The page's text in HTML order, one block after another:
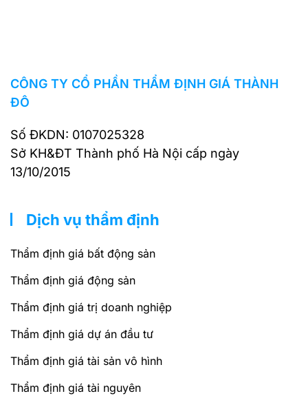
CÔNG TY CỔ PHẦN THẨM ĐỊNH GIÁ THÀNH
ĐÔ
Số ĐKDN: 0107025328
Sở KH&ĐT Thành phố Hà Nội cấp ngày
13/10/2015
Dịch vụ thẩm định
Thẩm định giá bất động sản
Thẩm định giá động sản
Thẩm định giá trị doanh nghiệp
Thẩm định giá dự án đầu tư
Thẩm định giá tài sản vô hình
Thẩm định giá tài nguyên